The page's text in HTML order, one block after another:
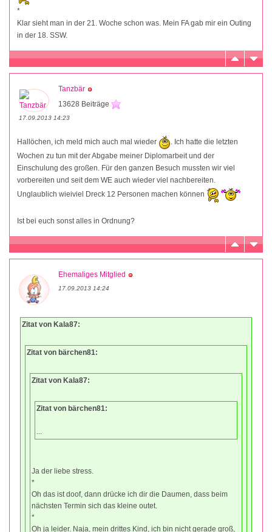
*
Klar sieht man in der 21. Woche schon was. Mein FA gab mir ein Outing
in der 18. SSW.
Tanzbär
13628 Beiträge
17.09.2013 14:23
Hallöchen, ich meld mich auch mal wieder
. Ich hatte die letzten
Wochen zu tun mit der Abgabe meiner Diplomarbeit und der
Einschulung des großen. Für den ganzen Besuch mussten wir viel
vorbereiten und seit dem WE auch wieder viel nachbereiten.
Unglaublich wieiviel Dreck 12 Personen machen können
Ist bei euch sonst alles in Ordnung?
Ehemaliges Mitglied
17.09.2013 14:24
Zitat von Kala87:
Zitat von bärchen81:
Zitat von Kala87:
Zitat von bärchen81:
Ja der liebe stress.
*
Oh das ist doof, dann drücke ich dir die Daumen, dass beim
nächsten Termin sich das kleine outet.
*
Oh ja leider. Naja, mein drittes Kind, ich bin nicht gerade groß,